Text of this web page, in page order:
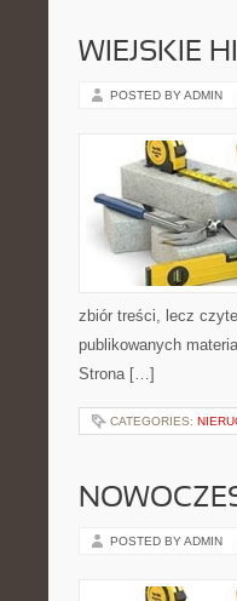
WIEJSKIE
POSTED BY ADMIN
zbiór treści, lecz
publikowanych
Strona […]
CATEGORIES:
POSTED BY ADMIN